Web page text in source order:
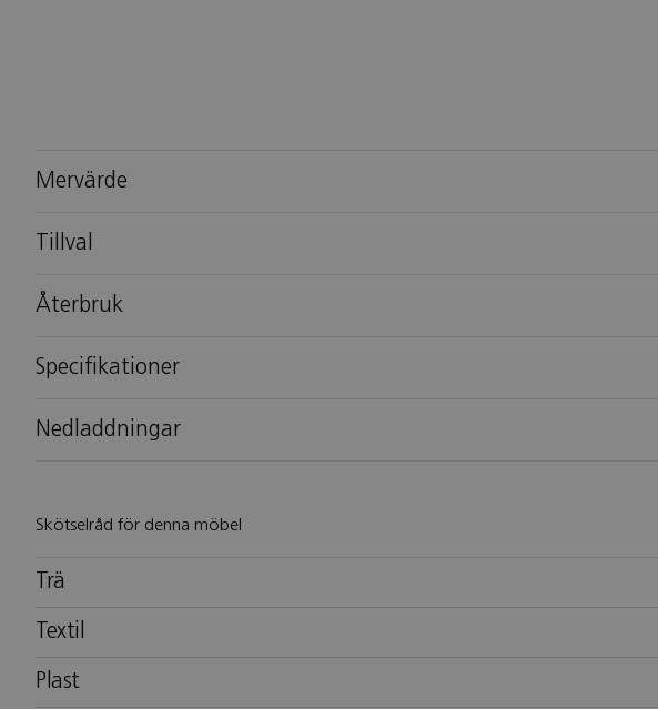
Mervärde
Tillval
Återbruk
Specifikationer
Nedladdningar
Skötselråd för denna möbel
Trä
Textil
Plast